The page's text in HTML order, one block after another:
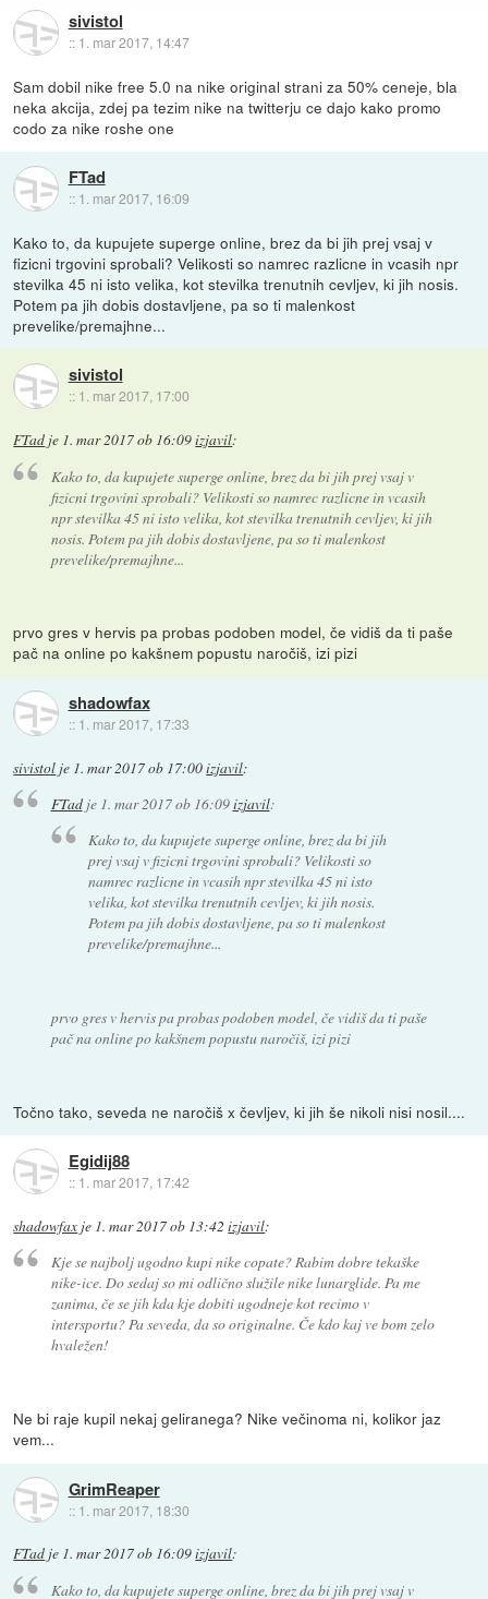
sivistol
:: 1. mar 2017, 14:47
Sam dobil nike free 5.0 na nike original strani za 50% ceneje, bla
neka akcija, zdej pa tezim nike na twitterju ce dajo kako promo
codo za nike roshe one
FTad
:: 1. mar 2017, 16:09
Kako to, da kupujete superge online, brez da bi jih prej vsaj v
fizicni trgovini sprobali? Velikosti so namrec razlicne in vcasih npr
stevilka 45 ni isto velika, kot stevilka trenutnih cevljev, ki jih nosis.
Potem pa jih dobis dostavljene, pa so ti malenkost
prevelike/premajhne...
sivistol
:: 1. mar 2017, 17:00
FTad je 1. mar 2017 ob 16:09izjavil:
Kako to, da kupujete superge online, brez da bi jih prej vsaj v
fizicni trgovini sprobali? Velikosti so namrec razlicne in vcasih
npr stevilka 45 ni isto velika, kot stevilka trenutnih cevljev, ki jih
nosis. Potem pa jih dobis dostavljene, pa so ti malenkost
prevelike/premajhne...
prvo gres v hervis pa probas podoben model, če vidiš da ti paše
pač na online po kakšnem popustu naročiš, izi pizi
shadowfax
:: 1. mar 2017, 17:33
sivistol je 1. mar 2017 ob 17:00izjavil:
FTadje 1. mar 2017 ob 16:09izjavil:
Kako to, da kupujete superge online, brez da bi jih
prej vsaj v fizicni trgovini sprobali? Velikosti so
namrec razlicne in vcasih npr stevilka 45 ni isto
velika, kot stevilka trenutnih cevljev, ki jih nosis.
Potem pa jih dobis dostavljene, pa so ti malenkost
prevelike/premajhne...
prvo gres v hervis pa probas podoben model, če vidiš da ti paše
pač na online po kakšnem popustu naročiš, izi pizi
Točno tako, seveda ne naročiš x čevljev, ki jih še nikoli nisi nosil....
Egidij88
:: 1. mar 2017, 17:42
shadowfax je 1. mar 2017 ob 13:42 izjavil:
Kje se najbolj ugodno kupi nike copate? Rabim dobre tekaške
nike-ice. Do sedaj so mi odlično služile nike lunarglide. Pa me
zanima, če se jih kda kje dobiti ugodneje kot recimo v
intersportu? Pa seveda, da so originalne. Če kdo kaj ve bom zelo
hvaležen!
Ne bi raje kupil nekaj geliranega? Nike večinoma ni, kolikor jaz
vem...
GrimReaper
:: 1. mar 2017, 18:30
FTad je 1. mar 2017 ob 16:09izjavil:
Kako to, da kupujete superge online, brez da bi jih prej vsaj v